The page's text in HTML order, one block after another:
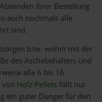
Ihrer Bestellung
auch nochmals alle
sind.
bzw. wohin mit der
des Aschebehälters und
alle 6 bis 16
von Holz-Pelletsfällt nur
ein guter Dünger für den